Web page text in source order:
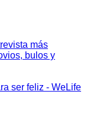
más
bulos y
ser feliz - WeLife